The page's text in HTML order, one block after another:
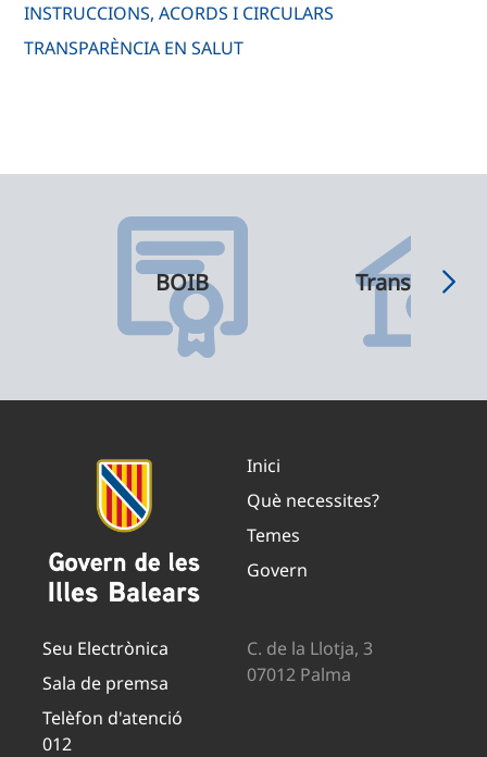
INSTRUCCIONS, ACORDS I CIRCULARS
TRANSPARÈNCIA EN SALUT
BOIB
Inici
Què necessites?
Temes
Govern
Seu Electrònica
Sala de premsa
Telèfon d'atenció
012
C. de la Llotja, 3
07012 Palma